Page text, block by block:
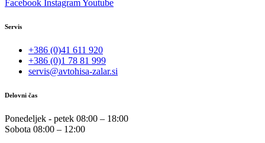
Facebook InstagramYoutube
Servis
+386 (0)41 611 920
+386 (0)1 78 81 999
servis@avtohisa-zalar.si
Delovni čas
Ponedeljek - petek 08:00 – 18:00
Sobota 08:00 – 12:00